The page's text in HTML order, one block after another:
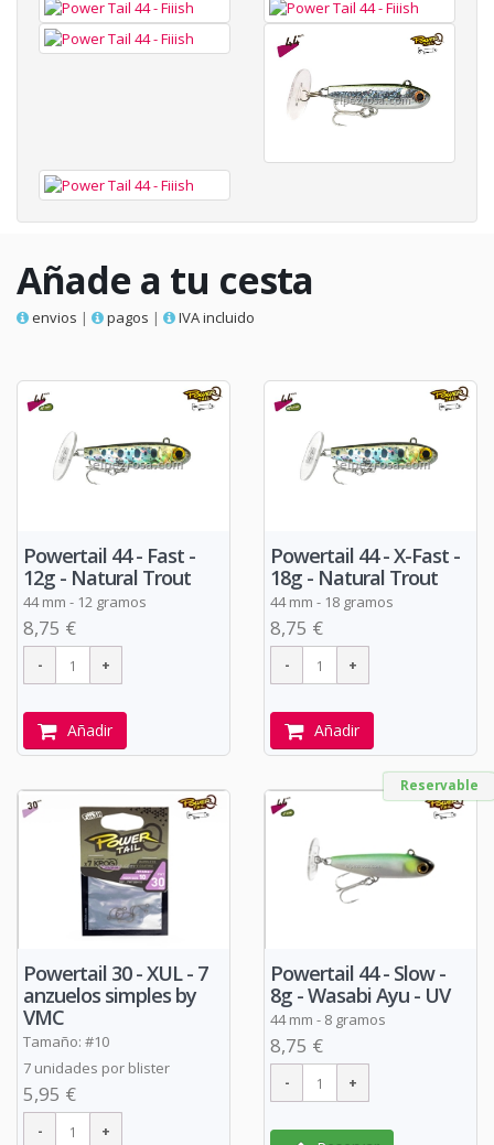
Añade a tu cesta
envios | pagos | IVA incluido
Powertail 44 - Fast -
12g - Natural Trout
44 mm - 12 gramos
8,75 €
Añadir
Powertail 44 - X-Fast -
18g - Natural Trout
44 mm - 18 gramos
8,75 €
Añadir
Powertail 30 - XUL - 7
anzuelos simples by
VMC
Tamaño: #10
7 unidades por blister
5,95 €
Reservable
Powertail 44 - Slow -
8g - Wasabi Ayu - UV
44 mm - 8 gramos
8,75 €